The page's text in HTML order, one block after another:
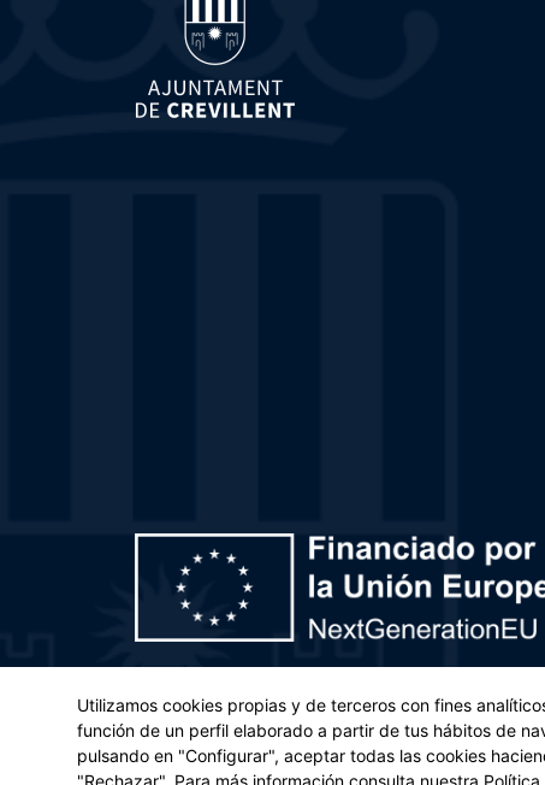
(UE) 2021/241 del Parlamento Europeo y del
Aviso legal |
Utilizamos cookies propias y de terceros con fines
función de un perfil elaborado a partir de tus hábitos de
pulsando en "Configurar", aceptar todas las cookies
"Rechazar". Para más información consulta nuestra